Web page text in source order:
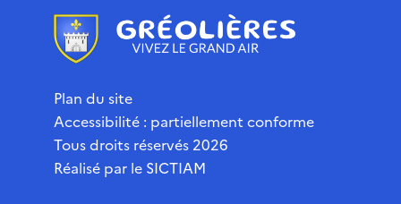
Plan du site
Accessibilité : partiellement conforme
Tous droits réservés 2026
Réalisé par le SICTIAM